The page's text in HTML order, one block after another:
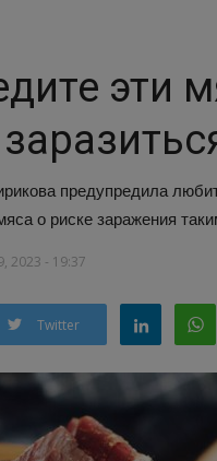
эти
предупредила
о риске заражения
2023 - 19:37
Twitter